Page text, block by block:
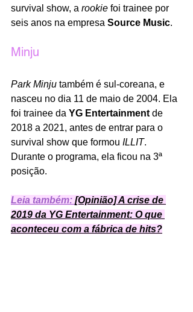
survival show, a rookie foi trainee por
seis anos na empresa Source Music.
Minju
Park Minju também é sul-coreana, e
nasceu no dia 11 de maio de 2004. Ela
foi trainee da YG Entertainment de
2018 a 2021, antes de entrar para o
survival show que formou ILLIT.
Durante o programa, ela ficou na 3ª
posição.
Leia também: [Opinião] A crise de
2019 da YG Entertainment: O que
aconteceu com a fábrica de hits?